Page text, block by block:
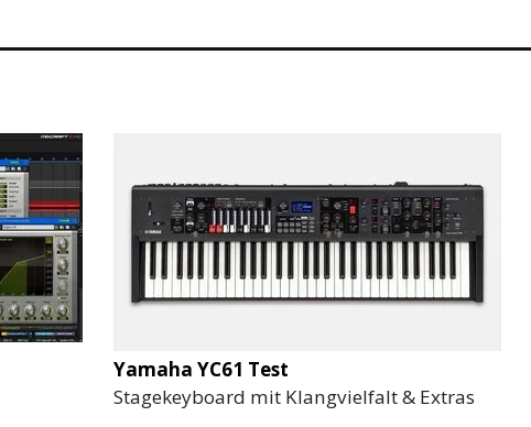
Yamaha YC61 Test
Stagekeyboard mit Klangvielfalt & Extras